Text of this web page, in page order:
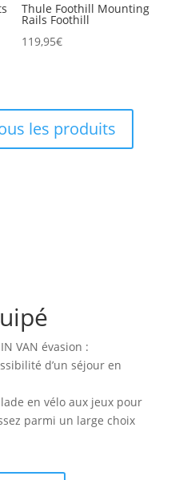
Thule Foothill Mounting
Rails Foothill
119,95€
les produits
VAN évasion :
d’un séjour en
en vélo aux jeux pour
parmi un large choix